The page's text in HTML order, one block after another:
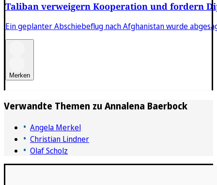
Taliban verweigern Kooperation und fordern
Ein geplanter Abschiebeflug nach Afghanistan wurde
Merken
Verwandte Themen zu Annalena Baerbock
Angela Merkel
Christian Lindner
Olaf Scholz